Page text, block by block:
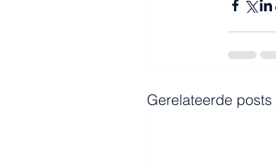
Gerelateerde posts